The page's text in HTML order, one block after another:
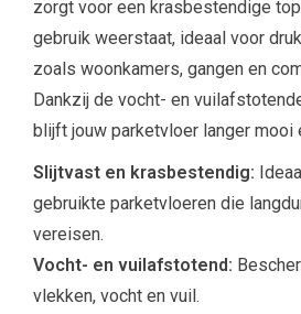
zorgt voor een krasbestendige
gebruik weerstaat, ideaal voor
zoals woonkamers, gangen en
Dankzij de vocht- en
blijft jouw parketvloer langer mooi
Slijtvast en krasbestendig:
gebruikte parketvloeren die
vereisen.
Vocht- en vuilafstotend:
vlekken, vocht en vuil.